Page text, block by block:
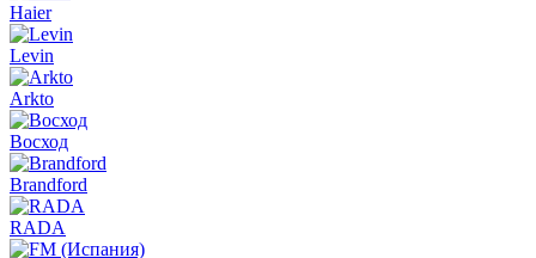
Haier
Levin
Arkto
Восход
Brandford
RADA